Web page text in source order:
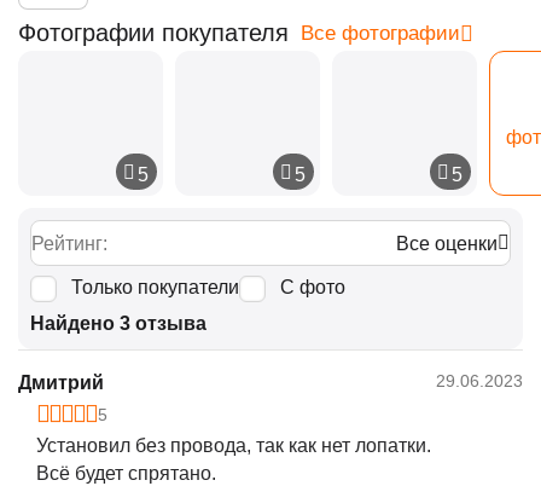
Фотографии покупателя Все фотографии
Рейтинг: Все оценки
Только покупатели
С фото
Найдено 3 отзыва
Дмитрий
29.06.2023
5
Установил без провода, так как нет лопатки.
Всё будет спрятано.